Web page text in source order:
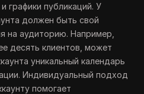
графики публикаций. У
должен быть свой
на аудиторию. Например,
десять клиентов, может
уникальный календарь
Индивидуальный подход
помогает